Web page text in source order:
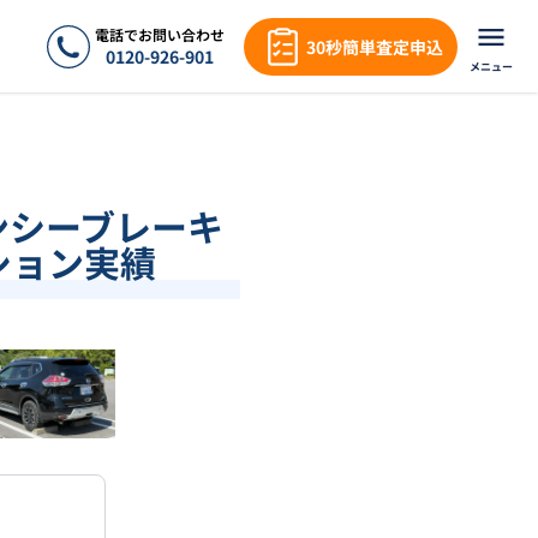
電話でお問い合わせ
0120-926-901 30秒簡単査定申込
メニュー
ーブレーキ
ン実績
1/18